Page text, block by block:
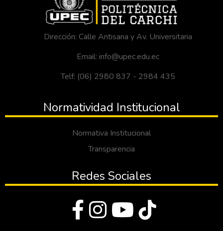
Dirección: Calle Antisana y Av. Universitaria
Email: info@upec.edu.ec
Telf: (06) 2980 837 - 2984 435
Normatividad Institucional
Normativa Institucional
Transparencia
Redes Sociales